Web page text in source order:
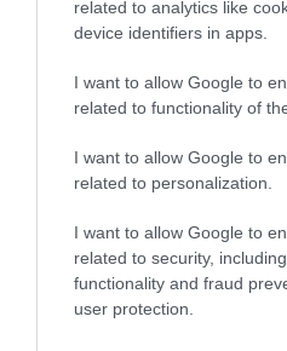
related to analytics like
device identifiers in apps.
I want to allow Google to
related to functionality of
I want to allow Google to
related to personalization.
I want to allow Google to
related to security,
functionality and fraud
user protection.
Olvasd el ezt is! Mi
nélkül?
családoddal tudasd, hogy
megszokott eszközökön −
stb. −, legalábbis nem